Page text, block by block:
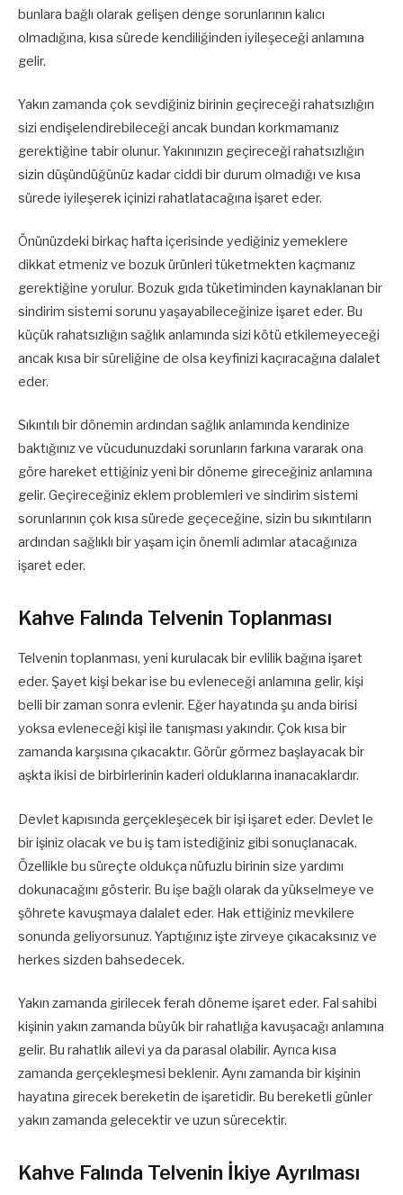
bunlara bağlı olarak gelişen denge sorunlarının kalıcı
olmadığına, kısa sürede kendiliğinden iyileşeceği anlamına
gelir.
Yakın zamanda çok sevdiğiniz birinin geçireceği rahatsızlığın
sizi endişelendirebileceği ancak bundan korkmamanız
gerektiğine tabir olunur. Yakınınızın geçireceği rahatsızlığın
sizin düşündüğünüz kadar ciddi bir durum olmadığı ve kısa
sürede iyileşerek içinizi rahatlatacağına işaret eder.
Önünüzdeki birkaç hafta içerisinde yediğiniz yemeklere
dikkat etmeniz ve bozuk ürünleri tüketmekten kaçmanız
gerektiğine yorulur. Bozuk gıda tüketiminden kaynaklanan bir
sindirim sistemi sorunu yaşayabileceğinize işaret eder. Bu
küçük rahatsızlığın sağlık anlamında sizi kötü etkilemeyeceği
ancak kısa bir süreliğine de olsa keyfinizi kaçıracağına dalalet
eder.
Sıkıntılı bir dönemin ardından sağlık anlamında kendinize
baktığınız ve vücudunuzdaki sorunların farkına vararak ona
göre hareket ettiğiniz yeni bir döneme gireceğiniz anlamına
gelir. Geçireceğiniz eklem problemleri ve sindirim sistemi
sorunlarının çok kısa sürede geçeceğine, sizin bu sıkıntıların
ardından sağlıklı bir yaşam için önemli adımlar atacağınıza
işaret eder.
Kahve Falında Telvenin Toplanması
Telvenin toplanması, yeni kurulacak bir evlilik bağına işaret
eder. Şayet kişi bekar ise bu evleneceği anlamına gelir, kişi
belli bir zaman sonra evlenir. Eğer hayatında şu anda birisi
yoksa evleneceği kişi ile tanışması yakındır. Çok kısa bir
zamanda karşısına çıkacaktır. Görür görmez başlayacak bir
aşkta ikisi de birbirlerinin kaderi olduklarına inanacaklardır.
Devlet kapısında gerçekleşecek bir işi işaret eder. Devlet le
bir işiniz olacak ve bu iş tam istediğiniz gibi sonuçlanacak.
Özellikle bu süreçte oldukça nüfuzlu birinin size yardımı
dokunacağını gösterir. Bu işe bağlı olarak da yükselmeye ve
şöhrete kavuşmaya dalalet eder. Hak ettiğiniz mevkilere
sonunda geliyorsunuz. Yaptığınız işte zirveye çıkacaksınız ve
herkes sizden bahsedecek.
Yakın zamanda girilecek ferah döneme işaret eder. Fal sahibi
kişinin yakın zamanda büyük bir rahatlığa kavuşacağı anlamına
gelir. Bu rahatlık ailevi ya da parasal olabilir. Ayrıca kısa
zamanda gerçekleşmesi beklenir. Aynı zamanda bir kişinin
hayatına girecek bereketin de işaretidir. Bu bereketli günler
yakın zamanda gelecektir ve uzun sürecektir.
Kahve Falında Telvenin İkiye Ayrılması